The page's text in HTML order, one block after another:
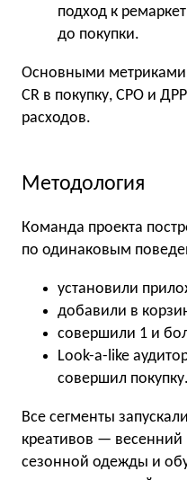
подход к
до покупки.
Основными метриками
CR в покупку, СРО и
расходов.
Методология
Команда проекта
по одинаковым
установили
добавили в
совершили 1 и
Look-a-like
совершил покупку.
Все сегменты
креативов —
сезонной одежды и